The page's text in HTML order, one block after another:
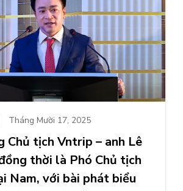
Tháng Mười 17, 2025
Chủ tịch Vntrip – anh Lê
thời là Phó Chủ tịch
Nam, với bài phát biểu